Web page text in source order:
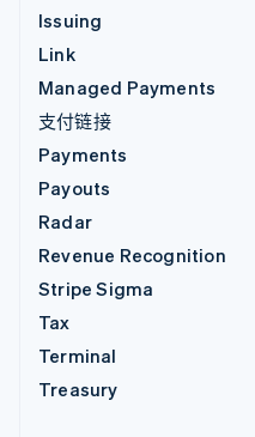
Issuing
Link
Managed Payments
支付链接
Payments
Payouts
Radar
Revenue Recognition
Stripe Sigma
Tax
Terminal
Treasury